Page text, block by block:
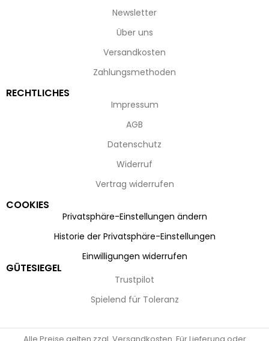
Newsletter
Über uns
Versandkosten
Zahlungsmethoden
RECHTLICHES
Impressum
AGB
Datenschutz
Widerruf
Vertrag widerrufen
COOKIES
Privatsphäre-Einstellungen ändern
Historie der Privatsphäre-Einstellungen
Einwilligungen widerrufen
GÜTESIEGEL
Trustpilot
Spielend für Toleranz
Alle Preise gelten zzgl. Versandkosten. Für Lieferung oder